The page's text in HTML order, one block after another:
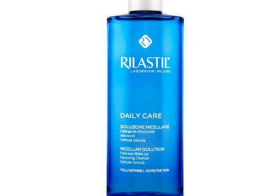
Drenanti e Pancia Piatta: Sconti fino al 55% validi
solo per OGGI!